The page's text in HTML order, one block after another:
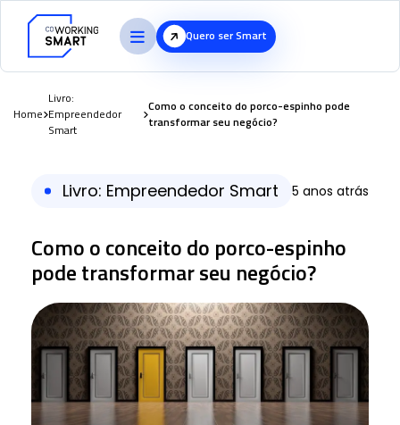
Quero ser Smart
Home
Livro:
Empreendedor
Smart
Como o conceito do porco-espinho pode
transformar seu negócio?
Livro: Empreendedor Smart 5 anos atrás
Como o conceito do porco-espinho
pode transformar seu negócio?